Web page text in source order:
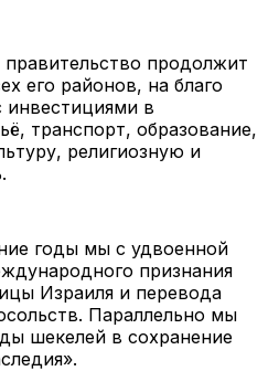
продолжит
его районов, на благо
инвестициями в
транспорт, образование,
религиозную и
годы мы с удвоенной
признания
Израиля и перевода
Параллельно мы
шекелей в сохранение